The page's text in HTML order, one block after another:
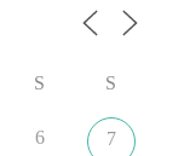
S S
6 7